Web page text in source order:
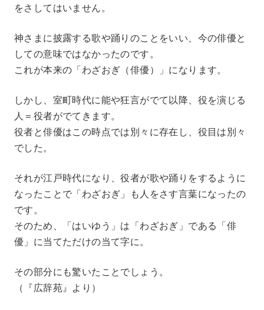
をさしてはいません。
神さまに披露する歌や踊りのことをいい、今の俳優と
しての意味ではなかったのです。
これが本来の「わざおぎ（俳優）」になります。
しかし、室町時代に能や狂言がでて以降、役を演じる
人＝役者がでてきます。
役者と俳優はこの時点では別々に存在し、役目は別々
でした。
それが江戸時代になり、役者が歌や踊りをするように
なったことで「わざおぎ」も人をさす言葉になったの
です。
そのため、「はいゆう」は「わざおぎ」である「俳
優」に当てただけの当て字に。
その部分にも驚いたことでしょう。
（『広辞苑』より）